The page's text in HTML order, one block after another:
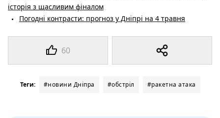
60
історія з щасливим фіналом
Погодні контрасти: прогноз у Дніпрі на 4 травня
Теги: #новини Дніпра #обстріл #ракетна атака